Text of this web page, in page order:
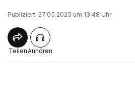
Publiziert: 27.05.2025 um 13:48 Uhr
TeilenAnhören